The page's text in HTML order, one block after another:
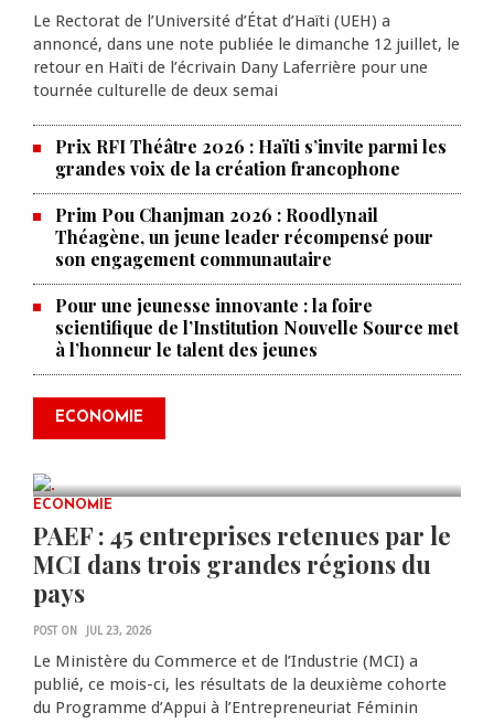
Le Rectorat de l’Université d’État d’Haïti (UEH) a
annoncé, dans une note publiée le dimanche 12 juillet, le
retour en Haïti de l’écrivain Dany Laferrière pour une
tournée culturelle de deux semai
Prix RFI Théâtre 2026 : Haïti s’invite parmi les
grandes voix de la création francophone
Prim Pou Chanjman 2026 : Roodlynail
Théagène, un jeune leader récompensé pour
son engagement communautaire
Pour une jeunesse innovante : la foire
scientifique de l’Institution Nouvelle Source met
à l’honneur le talent des jeunes
ECONOMIE
0 COMMENTS
Produire le savoir pour
transformer Haïti : BRH lance la
2ᵉ édition de ses Journées
scientifiques
ECONOMIE
PAEF : 45 entreprises retenues par le
MCI dans trois grandes régions du
pays
POST ON JUL 23, 2026
Le Ministère du Commerce et de l’Industrie (MCI) a
publié, ce mois-ci, les résultats de la deuxième cohorte
du Programme d’Appui à l’Entrepreneuriat Féminin